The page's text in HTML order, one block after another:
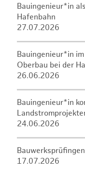
Bauingenieur*in
Hafenbahn
27.07.2026
Bauingenieur*in
Oberbau bei der
26.06.2026
Bauingenieur*in
24.06.2026
17.07.2026